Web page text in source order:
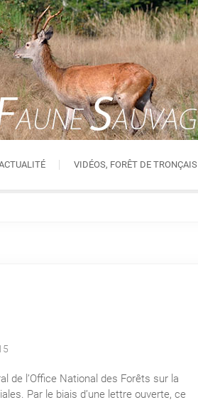
VIDÉOS, FORÊT DE TRONÇAIS
de l’Office National des Forêts sur la
Par le biais d’une lettre ouverte, ce